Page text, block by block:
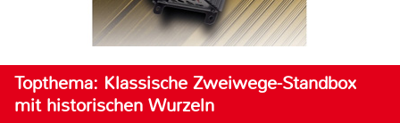
Topthema: Klassische Zweiwege-Standbox
mit historischen Wurzeln